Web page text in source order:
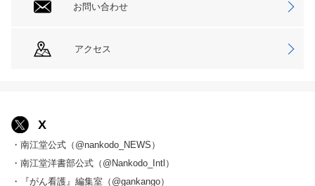
お問い合わせ
アクセス
X
・南江堂公式（@nankodo_NEWS）
・南江堂洋書部公式（@Nankodo_Intl）
・『がん看護』編集室（@gankango）